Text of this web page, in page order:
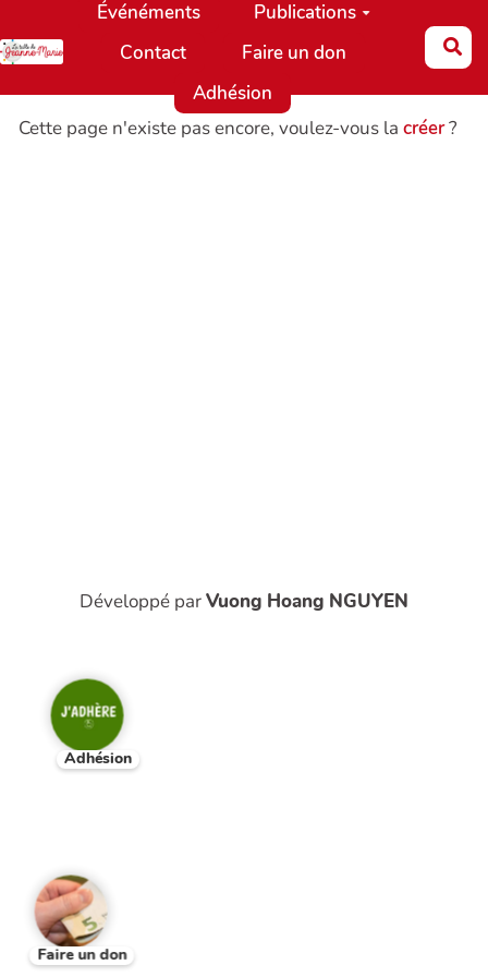
Aller au contenu principal
Événéments
Publications
Contact
Faire un don
Adhésion
Cette page n'existe pas encore, voulez-vous la créer?
Développé parVuong Hoang NGUYEN
Adhésion
Faire un don